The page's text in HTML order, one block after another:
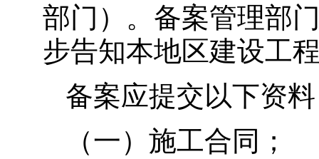
部门）。备案管理部
步告知本地区建设工
备案应提交以下资
（一）施工合同；